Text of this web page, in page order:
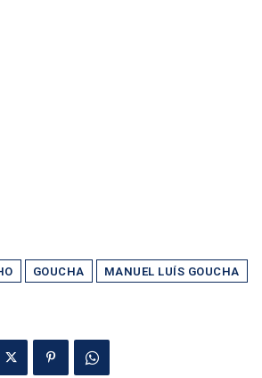
GOUCHA MANUEL LUÍS GOUCHA